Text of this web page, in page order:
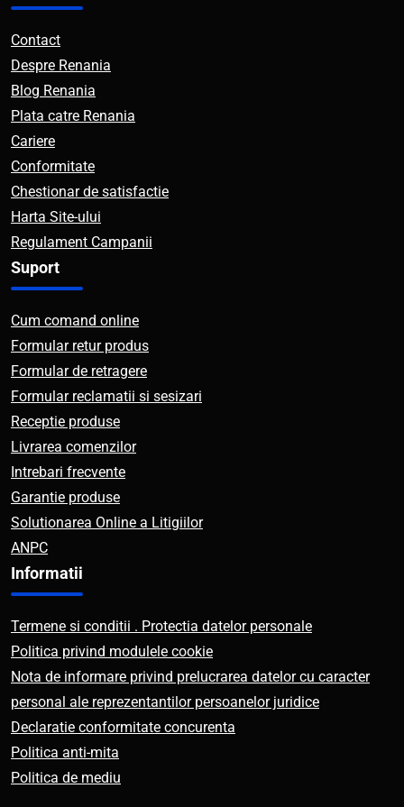
Contact
Despre Renania
Blog Renania
Plata catre Renania
Cariere
Conformitate
Chestionar de satisfactie
Harta Site-ului
Regulament Campanii
Suport
Cum comand online
Formular retur produs
Formular de retragere
Formular reclamatii si sesizari
Receptie produse
Livrarea comenzilor
Intrebari frecvente
Garantie produse
Solutionarea Online a Litigiilor
ANPC
Informatii
Termene si conditii . Protectia datelor personale
Politica privind modulele cookie
Nota de informare privind prelucrarea datelor cu caracter
personal ale reprezentantilor persoanelor juridice
Declaratie conformitate concurenta
Politica anti-mita
Politica de mediu